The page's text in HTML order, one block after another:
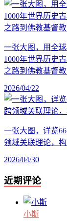
一张大图，用全
1000年世界历史
之路到佛教基督
2026/04/22
一张大图，详览
领域关联理论，
2026/04/30
近期评论
小斯